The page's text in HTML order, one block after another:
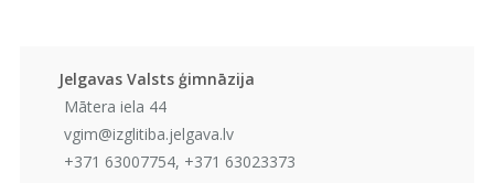
Jelgavas Valsts ģimnāzija
Mātera iela 44
vgim@izglitiba.jelgava.lv
+371 63007754, +371 63023373